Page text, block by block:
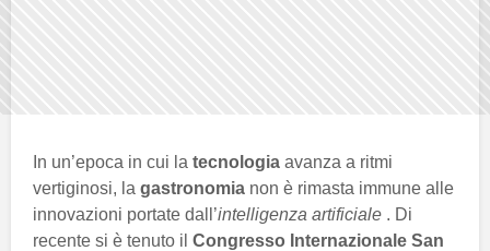
In un’epoca in cui la tecnologia avanza a ritmi
vertiginosi, la gastronomia non è rimasta immune alle
innovazioni portate dall’intelligenza artificiale . Di
recente si è tenuto il Congresso Internazionale San